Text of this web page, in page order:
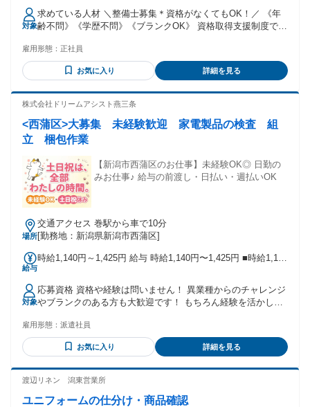
れる通勤・皆勤・家族手当金額：なし 全員に一律で支払われ
るその他手当金額：なし ※年齢・経験を考慮します。 ＊昇給
あり ＊賞与あり(2.5ヶ月分) 試用・研修期間：3ヶ月 試用・研
修期間の条件：本採用と同じ
対象
求めている人材 ＼整備士募集＊資格がなくてもOK！／ 《年
齢不問》《学歴不問》《ブランクOK》 資格取得支援制度でス
＊普通自動車第一種運転免許 【男性・女性活躍中】 ＊フリー
ター歓迎 ＊第二新卒歓迎 ＊ブランクOK・ブランク歓迎 【下
記に当てはまる方にオススメ】 ＊車が好きな方 ＊人と話すこ
＝＝＝＝＝＝＝＝＝＝＝＝＝＝ 下記の経験も活かせます＊経
員、トラック整備士、メカニック ガソリンスタンド、板金塗
装、自動車工場、 ドライバー、中古車販売、ディーラー、 回
ません※ (正社員・アルバイト・パート・ 契約社員・派遣社
員・委託社員など）
雇用形態： 正社員
お気に入り 詳細を見る
株式会社ドリームアシスト燕三条
<西蒲区>大募集 未経験歓迎 家電製品の検査 組
立 梱包作業
【新潟市西蒲区のお仕事】未経験OK◎ 日勤の
みお仕事♪ 給与の前渡し・日払い・週払いOK
場所
交通アクセス 巻駅から車で10分
[勤務地：新潟県新潟市西蒲区]
給与
時給1,140円～1,425円 給与 時給1,140円〜1,425円 ■時給1,140
以上！
対象
応募資格 資格や経験は問いません！ 異業種からのチャレンジ
やブランクのある方も大歓迎です！ もちろん経験を活かして
雇用形態： 派遣社員
お気に入り 詳細を見る
渡辺リネン 潟東営業所
ユニフォームの仕分け・商品確認